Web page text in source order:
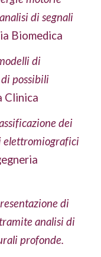
di segnali
Biomedica
di
possibili
Clinica
dei
elettromiografici
di
analisi di
profonde.